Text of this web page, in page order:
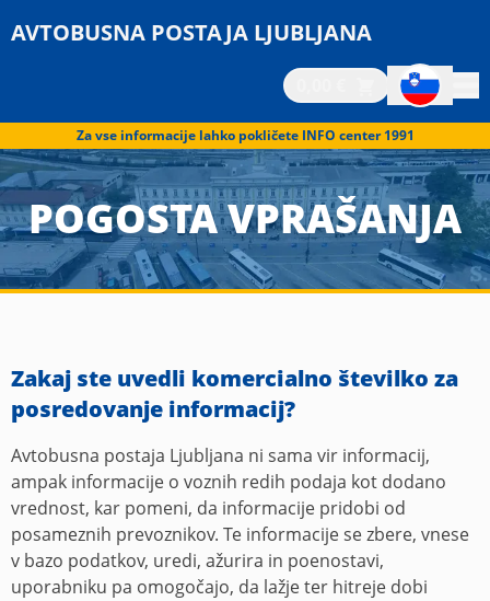
AVTOBUSNA POSTAJA LJUBLJANA
Za vse informacije lahko pokličete INFO center 1991
POGOSTA VPRAŠANJA
Zakaj ste uvedli komercialno številko za
posredovanje informacij?
Avtobusna postaja Ljubljana ni sama vir informacij,
ampak informacije o voznih redih podaja kot dodano
vrednost, kar pomeni, da informacije pridobi od
posameznih prevoznikov. Te informacije se zbere, vnese
v bazo podatkov, uredi, ažurira in poenostavi,
uporabniku pa omogočajo, da lažje ter hitreje dobi